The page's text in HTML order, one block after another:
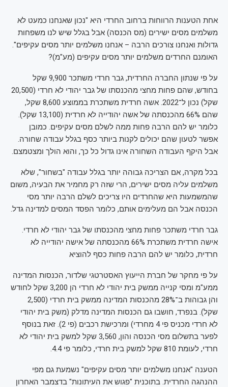
אחת הטענות הרווחות ברחוב החרדי היא "נכון שאנחנו כמעט לא
משלמים מסים ישירים (מס הכנסה) אבל בגלל שיש לנו משפחות
גדולות ואנחנו צורכים הרבה – אנחנו משלמים יותר מסים עקיפים".
האומנם החרדים משלמים יותר מסים עקיפים (מע"מ)?
על פי שנתון החברה החרדית, גבר חרדי משתכר 9,900 שקל
בחודש, שהם פחות מחצי מהכנסתו של גבר יהודי לא חרדי (20,500
שקל) נכון ל־2022. אשה חרדית משתכרת בממוצע 8,600 שקל,
שהם 66% מהכנסתה של אשה יהודייה לא חרדית (13,100 שקל).
כלומר יש להם הרבה פחות ממה לשלם מסים עקיפים. כמובן
אפשר לטעון שהם יכולים לקנות ביותר כסף בגלל עבודה שחורה.
אבל היקף העבודה השחורה אינו גדול כל כך, והוא הולך ומצטמצם.
בכל מקרה, אם הצריכה גבוהה יותר בגלל עבודה "בשחור", שלא
משלמים עליה מסים ישירים, הרי שזה רק מחמיר את הבעיה, משום
שהמשמעות היא שהחרדים היו צריכים לשלם הרבה יותר מסי
הכנסה אבל הם מעלימים אותם, כלומר הפסד המסים למדינה גדל.
גבר חרדי משתכר פחות מחצי מהכנסתו של גבר יהודי לא חרדי.
אישה חרדית משתכרת 66% מהכנסתה של אישה יהודייה לא
חרדית, כלומר יש להם הרבה פחות כסף להוציא
על פי מחקר של חברת הייעוץ האסטרטגי שלדור, הכנסות המדינה
ממע"מ ומסי קנייה ממשק בית יהודי לא חרדי הן 3,200 שקל לחודש
והן גבוהות ב־28% מהכנסות המדינה ממשק בית חרדי (2,500
שקל). בנפרד, חושבו גם הכנסות המדינה מדלק (משק בית יהודי
לא חרדי מכניס פי 4 מחרדי) ומרכישת רכבים (פי 2). זאת בנוסף
לפער בתשלום מסי הכנסה והון, 3,560 שקל למשק בית יהודי לא
חרדי, לעומת 810 שקל למשק בית חרדי, כלומר פי 4.4.
הטענה "אנחנו משלמים יותר מסים עקיפים" נשמעת גם מפי
ההנהגה החרדית. בתוכנית "פגוש את העיתונות" בדצמבר האחרון